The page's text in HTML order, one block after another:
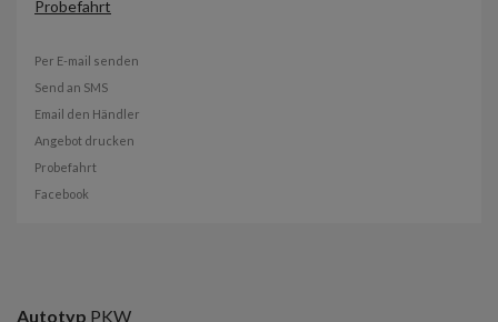
Probefahrt
Per E-mail senden
Send an SMS
Email den Händler
Angebot drucken
Probefahrt
Facebook
Autotyp PKW